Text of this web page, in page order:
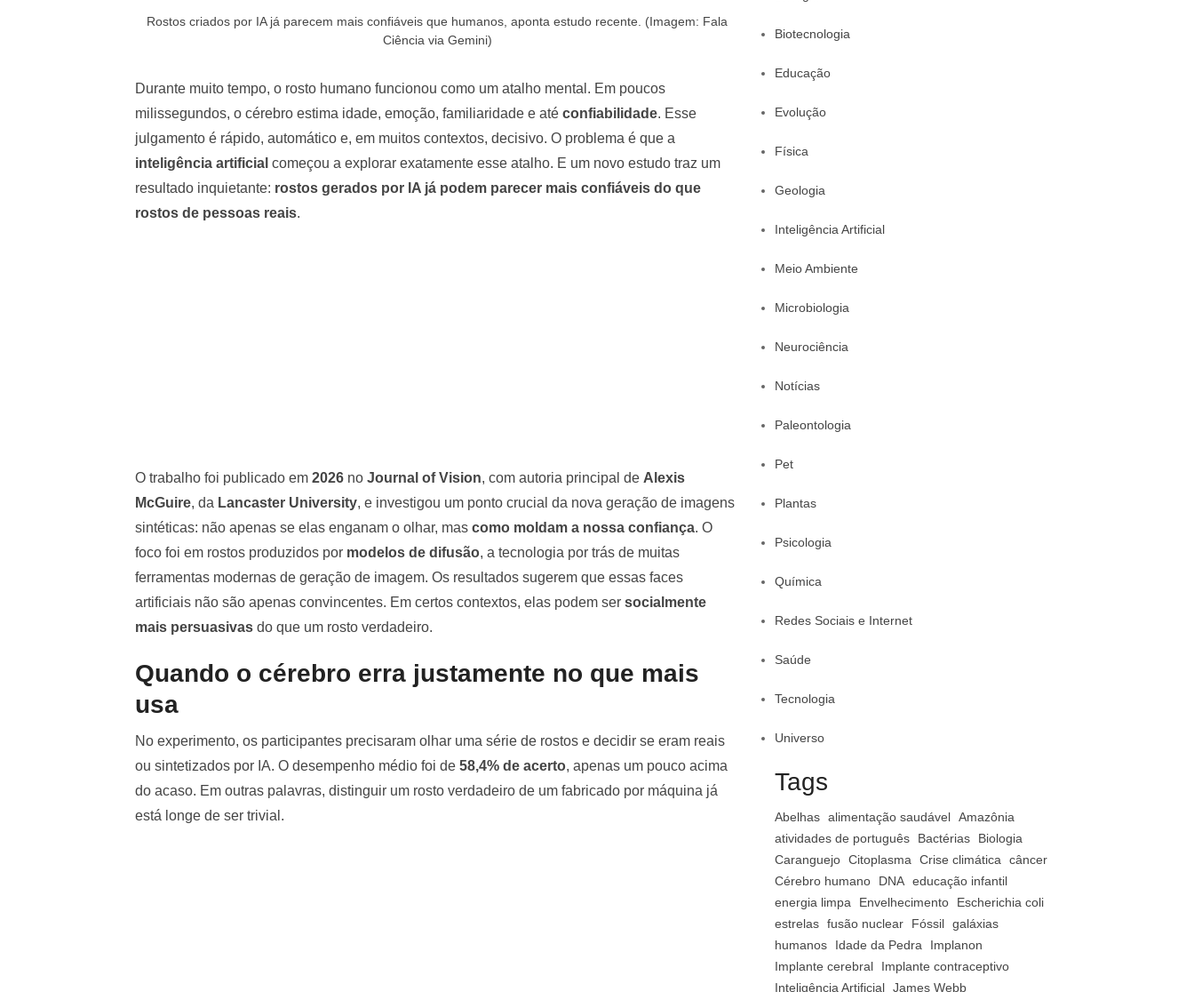
Rostos criados por IA já parecem mais confiáveis que humanos, aponta estudo recente. (Imagem: Fala
Ciência via Gemini)
Durante muito tempo, o rosto humano funcionou como um atalho mental. Em poucos
milissegundos, o cérebro estima idade, emoção, familiaridade e até confiabilidade. Esse
julgamento é rápido, automático e, em muitos contextos, decisivo. O problema é que a
inteligência artificial começou a explorar exatamente esse atalho. E um novo estudo traz um
resultado inquietante: rostos gerados por IA já podem parecer mais confiáveis do que
rostos de pessoas reais.
O trabalho foi publicado em 2026 no Journal of Vision, com autoria principal de Alexis
McGuire, da Lancaster University, e investigou um ponto crucial da nova geração de imagens
sintéticas: não apenas se elas enganam o olhar, mas como moldam a nossa confiança. O
foco foi em rostos produzidos por modelos de difusão, a tecnologia por trás de muitas
ferramentas modernas de geração de imagem. Os resultados sugerem que essas faces
artificiais não são apenas convincentes. Em certos contextos, elas podem ser socialmente
mais persuasivas do que um rosto verdadeiro.
Quando o cérebro erra justamente no que mais
usa
No experimento, os participantes precisaram olhar uma série de rostos e decidir se eram reais
ou sintetizados por IA. O desempenho médio foi de 58,4% de acerto, apenas um pouco acima
do acaso. Em outras palavras, distinguir um rosto verdadeiro de um fabricado por máquina já
está longe de ser trivial.
Biotecnologia
Educação
Evolução
Física
Geologia
Inteligência Artificial
Meio Ambiente
Microbiologia
Neurociência
Notícias
Paleontologia
Pet
Plantas
Psicologia
Química
Redes Sociais e Internet
Saúde
Tecnologia
Universo
Tags
Abelhas alimentação saudável Amazônia
atividades de português
Bactérias
Biologia
Caranguejo Citoplasma Crise climática
câncer
Cérebro humano
DNA educação infantil
energia limpa
Envelhecimento
Escherichia coli
estrelas fusão nuclear Fóssil galáxias
humanos
Idade da Pedra
Implanon
Implante cerebral
Implante contraceptivo
Inteligência Artificial James Webb